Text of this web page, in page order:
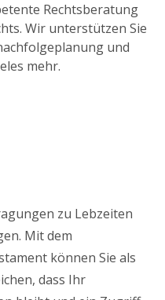
Rechtsberatung
Wir unterstützen Sie
und
mehr.
zu Lebzeiten
Mit dem
können Sie als
dass Ihr